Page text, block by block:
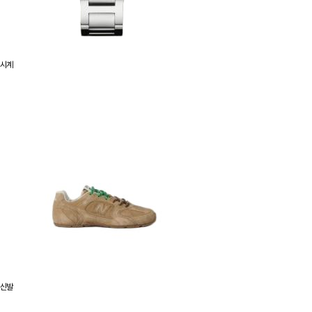
시계
신발